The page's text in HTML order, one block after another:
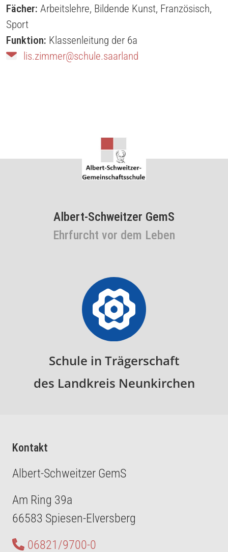
Fächer: Arbeitslehre, Bildende Kunst, Französisch,
Sport
Funktion: Klassenleitung der 6a
lis.zimmer@schule.saarland
Albert-Schweitzer GemS
Ehrfurcht vor dem Leben
Schule in Trägerschaft
des Landkreis Neunkirchen
Kontakt
Albert-Schweitzer GemS
Am Ring 39a
66583 Spiesen-Elversberg
06821/9700-0